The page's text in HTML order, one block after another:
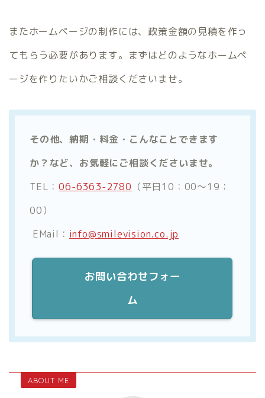
またホームページの制作には、政策金額の見積を作っ
てもらう必要があります。まずはどのようなホームペ
ージを作りたいかご相談くださいませ。
その他、納期・料金・こんなことできます
か？など、お気軽にご相談くださいませ。
TEL：06-6363-2780 （平日10：00～19：
00）
EMail： info@smilevision.co.jp
お問い合わせフォー
ム
ABOUT ME